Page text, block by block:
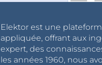
Elektor est une
appliquée, offrant aux
expert, des
les années 1960, nous